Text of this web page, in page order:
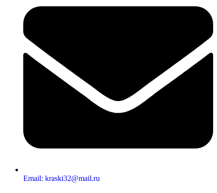
Email: kraski32@mail.ru